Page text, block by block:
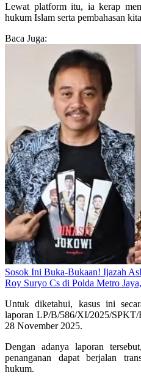
Lewat platform itu, ia kerap
hukum Islam serta pembahasan
Baca Juga:
Sosok Ini Buka-Bukaan! Ijazah
Roy Suryo Cs di Polda Metro
Untuk diketahui, kasus ini
laporan LP/B/586/XI/2025/
28 November 2025.
Dengan adanya laporan
penanganan dapat berjalan
hukum.